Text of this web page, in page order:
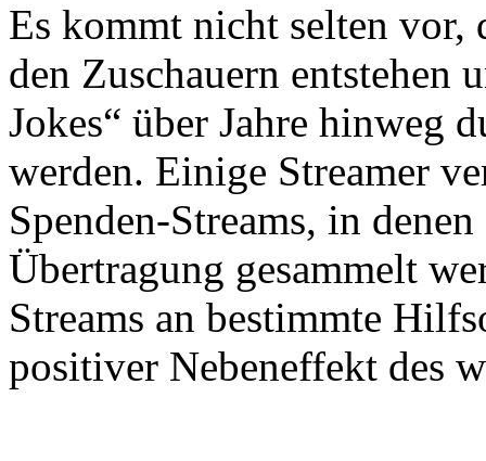
Es kommt nicht selten vor,
den Zuschauern entstehen
Jokes“ über Jahre hinweg
werden. Einige Streamer
Spenden-Streams, in
Übertragung gesammelt
Streams an bestimmte
positiver Nebeneffekt des